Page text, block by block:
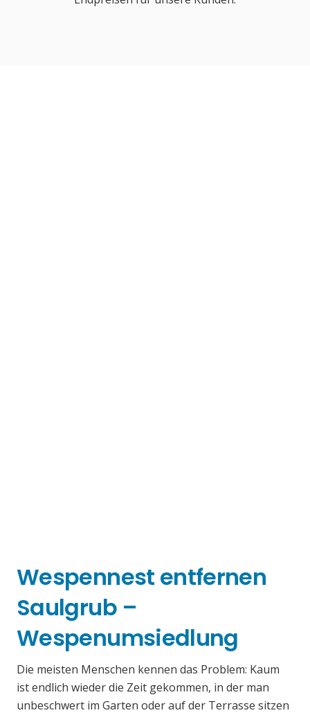
Wespennest entfernen
Saulgrub –
Wespenumsiedlung
Die meisten Menschen kennen das Problem: Kaum
ist endlich wieder die Zeit gekommen, in der man
unbeschwert im Garten oder auf der Terrasse sitzen